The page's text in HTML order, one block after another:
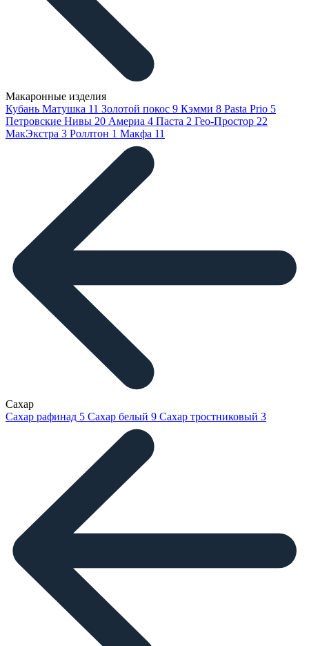
Макаронные изделия
Кубань Матушка 11 Золотой покос 9 Кэмми 8 Pasta Prio 5
Петровские Нивы 20 Америа 4 Паста 2 Гео-Простор 22
МакЭкстра 3 Роллтон 1 Макфа 11
Сахар
Сахар рафинад 5 Сахар белый 9 Сахар тростниковый 3